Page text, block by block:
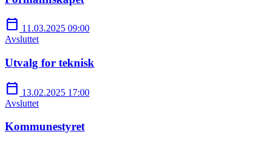
calendar_today 11.03.2025 09:00
Avsluttet
Utvalg for teknisk
calendar_today 13.02.2025 17:00
Avsluttet
Kommunestyret